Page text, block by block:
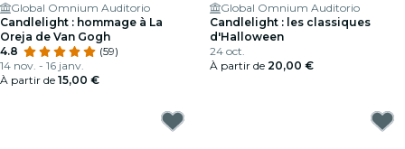
Global Omnium Auditorio
Candlelight : hommage à La
Oreja de Van Gogh
4.8
(59)
14 nov. - 16 janv.
À partir de 15,00 €
Global Omnium Auditorio
Candlelight : les classiques
d'Halloween
24 oct.
À partir de 20,00 €